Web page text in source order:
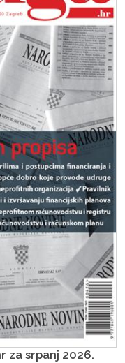
za srpanj 2026.